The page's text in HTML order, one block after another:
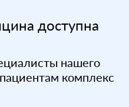
доступна
нашего
комплекс